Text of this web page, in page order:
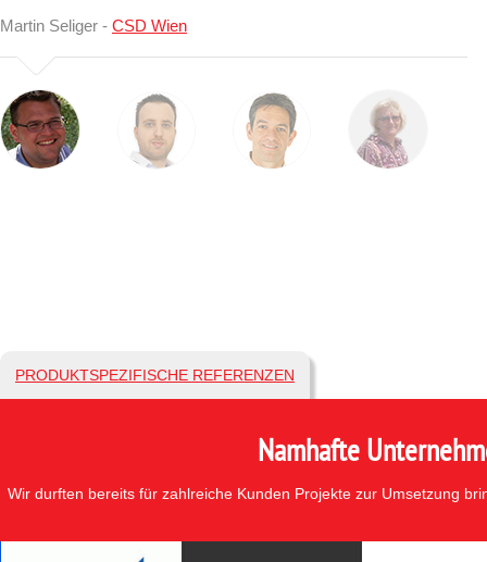
Martin Seliger - CSD Wien
PRODUKTSPEZIFISCHE REFERENZEN
Namhafte
Wir durften bereits für zahlreiche Kunden Projekte zur Umsetzung